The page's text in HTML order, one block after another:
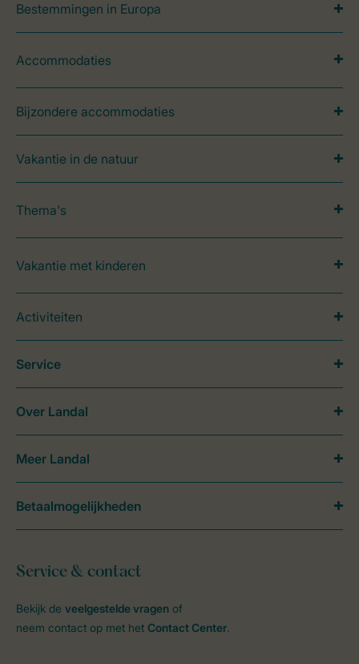
Bestemmingen in Europa
Accommodaties
Bijzondere accommodaties
Vakantie in de natuur
Thema's
Vakantie met kinderen
Activiteiten
Service & contact
Bekijk de veelgestelde vragen of
neem contact op met het Contact Center.
Service
Over Landal
Meer Landal
Betaalmogelijkheden